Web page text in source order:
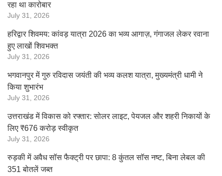
रहा था कारोबार
July 31, 2026
हरिद्वार शिवमय: कांवड़ यात्रा 2026 का भव्य आगाज़, गंगाजल लेकर रवाना
हुए लाखों शिवभक्त
July 31, 2026
भगवानपुर में गुरु रविदास जयंती की भव्य कलश यात्रा, मुख्यमंत्री धामी ने
किया शुभारंभ
July 31, 2026
उत्तराखंड में विकास को रफ्तार: सोलर लाइट, पेयजल और शहरी निकायों के
लिए ₹676 करोड़ स्वीकृत
July 31, 2026
रुड़की में अवैध सॉस फैक्ट्री पर छापा: 8 कुंतल सॉस नष्ट, बिना लेबल की
351 बोतलें जब्त